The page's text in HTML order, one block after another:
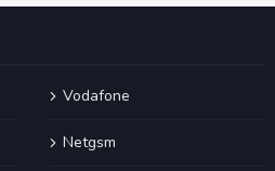
Vodafone
Netgsm